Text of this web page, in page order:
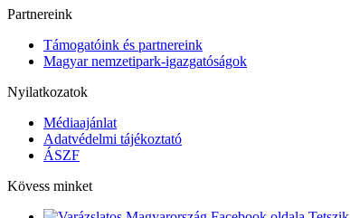
Partnereink
Támogatóink és partnereink
Magyar nemzetipark-igazgatóságok
Nyilatkozatok
Médiaajánlat
Adatvédelmi tájékoztató
ÁSZF
Kövess minket